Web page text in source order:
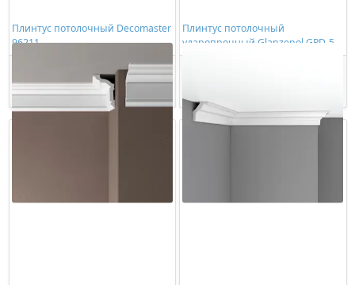
Плинтус потолочный Decomaster
96211
2067,00 ₽/шт
Купить
Плинтус потолочный
ударопрочный Glanzepol GPD-50